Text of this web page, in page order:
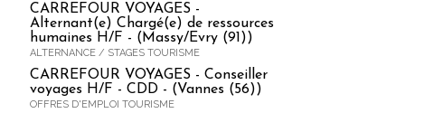
CARREFOUR VOYAGES -
Alternant(e) Chargé(e) de ressources
humaines H/F - (Massy/Evry (91))
ALTERNANCE / STAGES TOURISME
CARREFOUR VOYAGES - Conseiller
voyages H/F - CDD - (Vannes (56))
OFFRES D'EMPLOI TOURISME